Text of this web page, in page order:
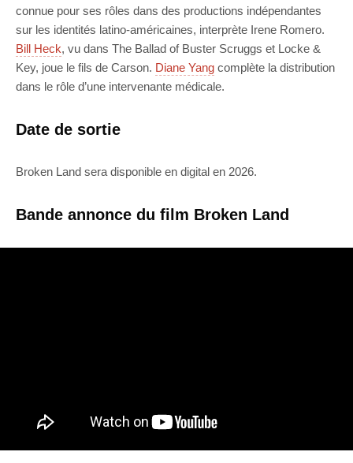
connue pour ses rôles dans des productions indépendantes
sur les identités latino-américaines, interprète Irene Romero.
Bill Heck, vu dans The Ballad of Buster Scruggs et Locke &
Key, joue le fils de Carson. Diane Yang complète la distribution
dans le rôle d’une intervenante médicale.
Date de sortie
Broken Land sera disponible en digital en 2026.
Bande annonce du film Broken Land